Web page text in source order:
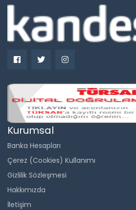
Kurumsal
Banka Hesapları
Çerez (Cookies) Kullanımı
Gizlilik Sözleşmesi
Hakkımızda
İletişim